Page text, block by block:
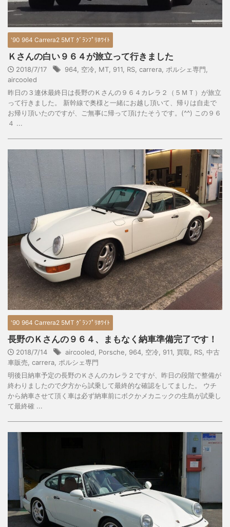
'90 964 Carrera2 5MT ｸﾞﾗﾝﾌﾟﾘﾎﾜｲﾄ
Ｋさんの白い９６４が旅立って行きました
2018/7/17 964 空冷 MT 911 RS carrera ポルシェ専門
aircooled
昨日の３連休最終日は長野のＫさんの９６４カレラ２（５ＭＴ）が旅立
って行きました。 新幹線で奥様と一緒にお越し頂いて、帰りは自走で
お帰り頂いたのですが、ご無事に帰って頂けたそうです。(^^) この９６
４ ...
'90 964 Carrera2 5MT ｸﾞﾗﾝﾌﾟﾘﾎﾜｲﾄ
長野のＫさんの９６４、まもなく納車準備完了です！
2018/7/14 aircooled Porsche 964 空冷 911 買取 RS 中古
車販売 carrera ポルシェ専門
明後日納車予定の長野のＫさんのカレラ２ですが、昨日の段階で整備が
終わりましたので夕方から試乗して最終的な確認をしてました。 ウチ
から納車させて頂く車は必ず納車前にボクかメカニックの生島が試乗し
て最終確 ...